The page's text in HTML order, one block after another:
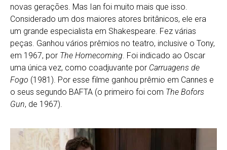
novas gerações. Mas Ian foi muito mais que isso.
Considerado um dos maiores atores britânicos, ele era
um grande especialista em Shakespeare. Fez várias
peças. Ganhou vários prêmios no teatro, inclusive o Tony,
em 1967, por The Homecoming. Foi indicado ao Oscar
uma única vez, como coadjuvante por Carruagens de
Fogo (1981). Por esse filme ganhou prêmio em Cannes e
o seus segundo BAFTA (o primeiro foi com The Bofors
Gun, de 1967).